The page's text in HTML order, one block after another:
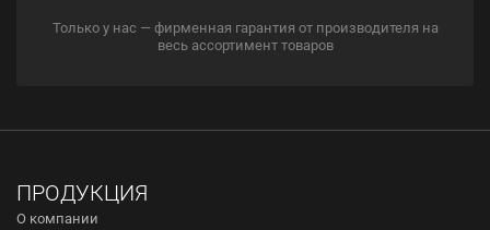
Только у нас — фирменная гарантия от производителя на
весь ассортимент товаров
ПРОДУКЦИЯ
О компании